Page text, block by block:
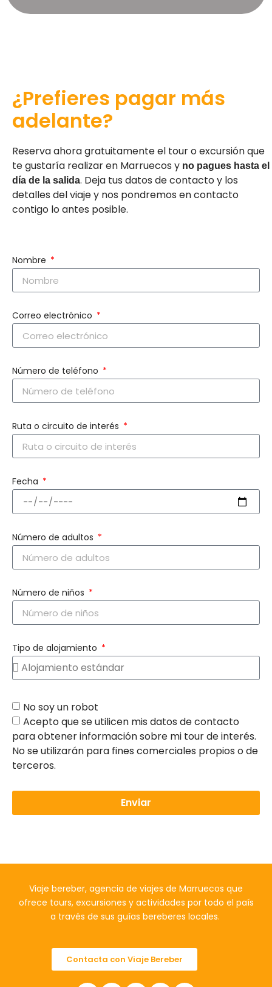
¿Prefieres pagar más
adelante?
Reserva ahora gratuitamente el tour o excursión que
te gustaría realizar en Marruecos y no pagues hasta el
día de la salida. Deja tus datos de contacto y los
detalles del viaje y nos pondremos en contacto
contigo lo antes posible.
Nombre
Correo electrónico
Número de teléfono
Ruta o circuito de interés
Fecha
Número de adultos
Número de niños
Tipo de alojamiento
No soy un robot
Acepto que se utilicen mis datos de contacto
para obtener información sobre mi tour de interés.
No se utilizarán para fines comerciales propios o de
terceros.
Enviar
Viaje bereber, agencia de viajes de Marruecos que
ofrece tours, excursiones y actividades por todo el país
a través de sus guías bereberes locales.
Contacta con Viaje Bereber